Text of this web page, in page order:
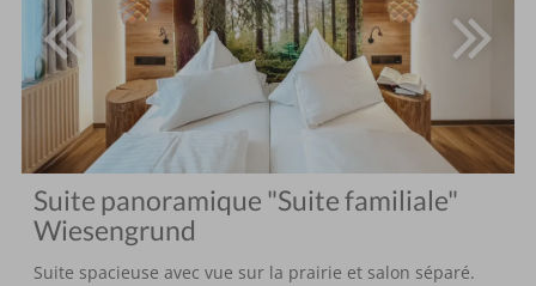
Suite panoramique "Suite familiale"
Wiesengrund
Suite spacieuse avec vue sur la prairie et salon séparé.